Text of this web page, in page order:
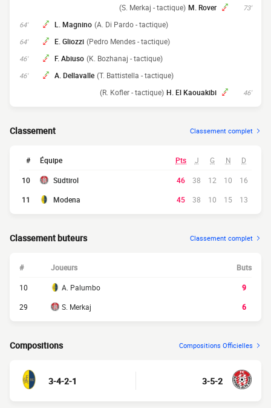
73'
M. Rover
(S. Merkaj - tactique)
64' L. Magnino (A. Di Pardo - tactique)
64' E. Gliozzi (Pedro Mendes - tactique)
46' F. Abiuso (K. Bozhanaj - tactique)
46' A. Dellavalle (T. Battistella - tactique)
46'
H. El Kaouakibi
(R. Kofler - tactique)
Classement Classement complet
# Équipe Pts J G N D
10 Südtirol 46 38 12 10
16
11
Modena 45 38 10 15 13
Classement buteurs Classement complet
# Joueurs Buts
10 A. Palumbo
9
29
S. Merkaj 6
Compositions Compositions Officielles
3-4-2-1 3-5-2